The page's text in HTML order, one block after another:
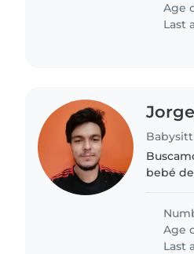
Age
Last
Jorge
bebé
Age
Last